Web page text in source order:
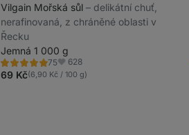
Vilgain Mořská sůl ⁠–⁠ delikátní chuť,
nerafinovaná, z chráněné oblasti v
Řecku
Jemná 1 000 g
75
Hodnocení
4.9/5,
75
Oblíbené
628
69 Kč(6,90 Kč / 100 g)